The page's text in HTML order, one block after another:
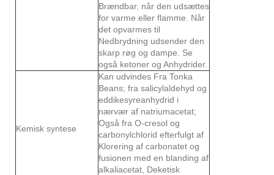
Brændbar, når den udsættes
for varme eller flamme. Når
det opvarmes til
Nedbrydning udsender den
skarp røg og dampe. Se
også ketoner og Anhydrider.
Kemisk syntese
Kan udvindes Fra Tonka
Beans; fra salicylaldehyd og
eddikesyreanhydrid i
nærvær af natriumacetat;
Også fra O-cresol og
carbonylchlorid efterfulgt af
Klorering af carbonatet og
fusionen med en blanding af
alkaliacetat, Deketisk